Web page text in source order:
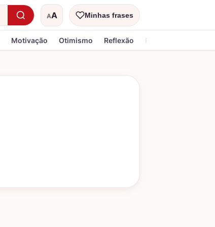
AA
Tamanho do textoMinhas frases
Motivação Otimismo Reflexão Religiosa